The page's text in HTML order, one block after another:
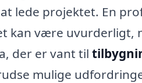
lede projektet. En
kan være uvurderligt,
der er vant til
mulige